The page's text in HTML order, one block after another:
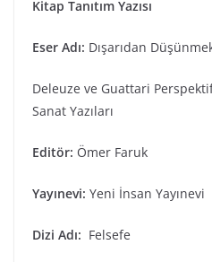
Kitap Tanıtım Yazısı
Eser Adı: Dışarıdan
Deleuze ve Guattari
Sanat Yazıları
Editör: Ömer Faruk
Yayınevi: Yeni İnsan Yayınevi
Dizi Adı: Felsefe